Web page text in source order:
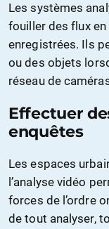
Les systèmes
fouiller des flux
enregistrées. Ils
ou des objets
réseau de
Effectuer
enquêtes
Les espaces
l’analyse vidéo
forces de l’ordre
de tout analyser,